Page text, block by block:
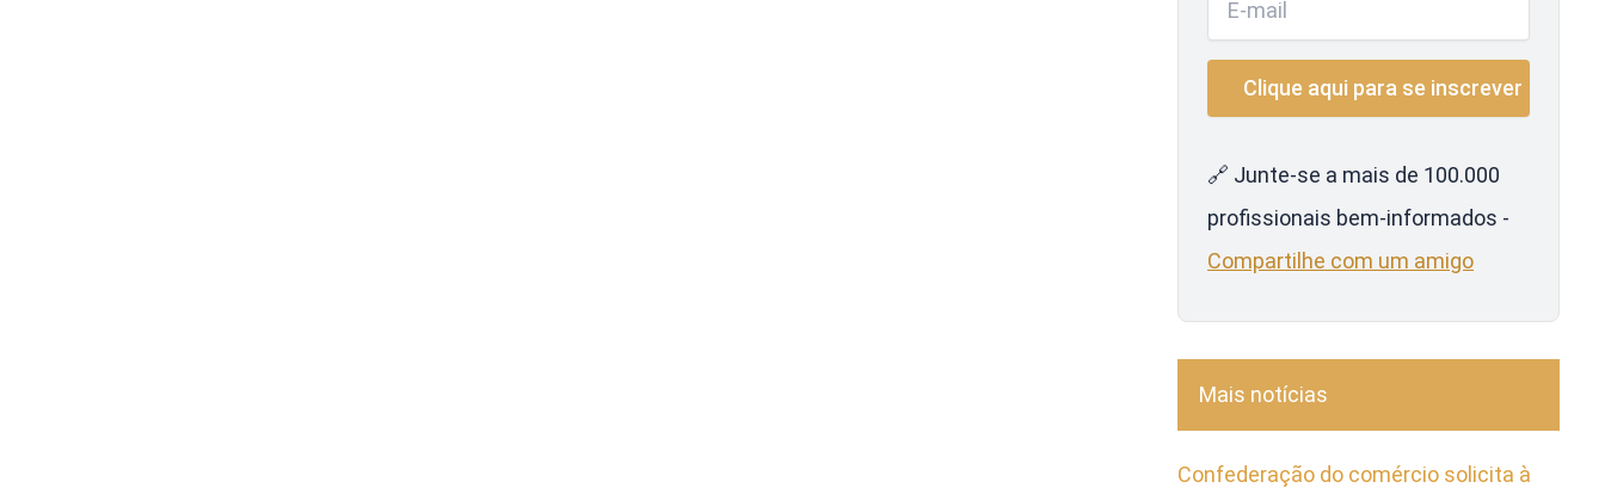
🔗 Junte-se a mais de 100.000
profissionais bem-informados -
Compartilhe com um amigo
Mais notícias
Confederação do comércio solicita à